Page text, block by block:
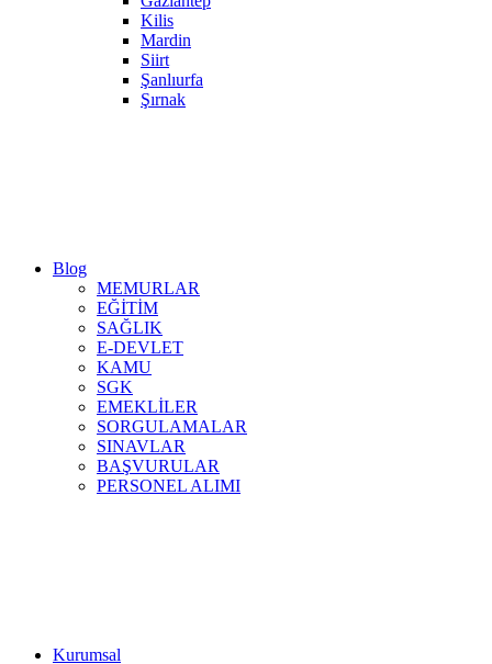
Kilis
Mardin
Siirt
Şanlıurfa
Şırnak
Blog
MEMURLAR
EĞİTİM
SAĞLIK
E-DEVLET
KAMU
SGK
EMEKLİLER
SORGULAMALAR
SINAVLAR
BAŞVURULAR
PERSONEL ALIMI
Kurumsal